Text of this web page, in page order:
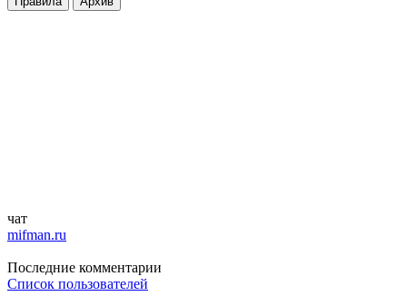
Mifman:DmitrieGaming
Palworld?
чат
mifman.ru
Последние комментарии
Список пользователей